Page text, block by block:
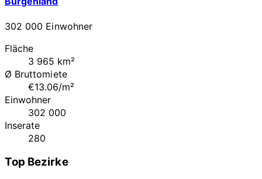
302 000 Einwohner
Fläche
3 965 km²
Ø Bruttomiete
€13.06/m²
Einwohner
302 000
Inserate
280
Top Bezirke